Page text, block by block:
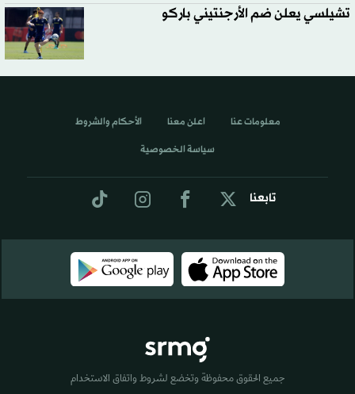
تشيلسي يعلن ضم الأرجنتيني باركو
تابعنا
معلومات عنا اعلن معنا الأحكام والشروط
سياسة الخصوصية
جميع الحقوق محفوظة وتخضع لشروط واتفاق الاستخدام